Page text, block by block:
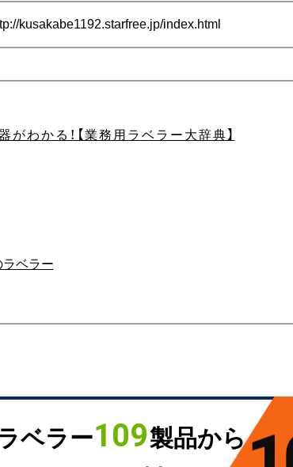
kusakabe1192.starfree.jp/index.html
わかる！【業務用ラベラー大辞典】
ベラー
ベラー109製品から